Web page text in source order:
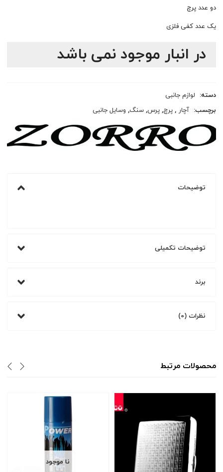
دو عدد پرچ
یک عدد کفی فلزی
در انبار موجود نمی باشد
دسته:
لوازم جانبی
برچسب: آچار ,پرچ,پرس,سنگ, وسایل جانبی
توضیحات
توضیحات تکمیلی
برند
نظرات (0)
محصولات مرتبط
نا موجود